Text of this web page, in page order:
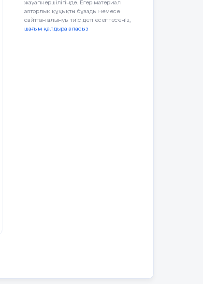
жауапкершілігінде. Егер материал
авторлық құқықты бұзады немесе
сайттан алынуы тиіс деп есептесеңіз,
шағым қалдыра аласыз